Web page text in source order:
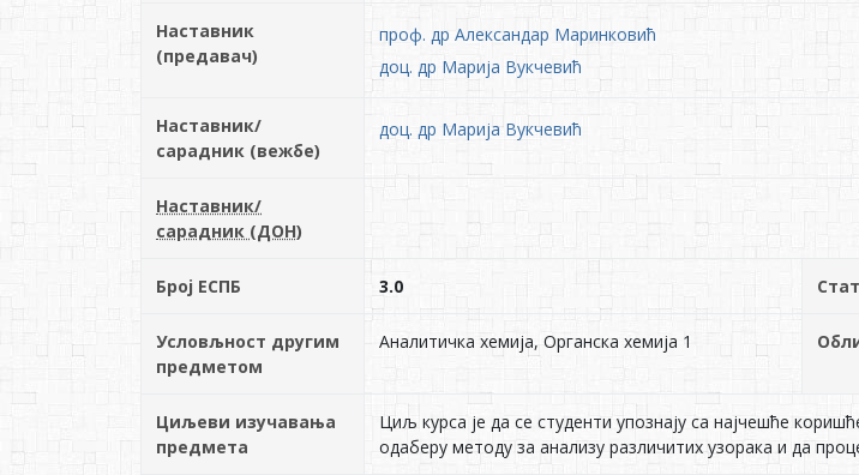
Наставник
(предавач)
проф. др Александар Маринковић
доц. др Марија Вукчевић
Наставник/
сарадник (вежбе)
доц. др Марија Вукчевић
Наставник/
сарадник (ДОН)
Број ЕСПБ 3.0
Условљност другим
предметом
Аналитичка хемија, Органска хемија 1
Циљеви изучавања
предмета
Циљ курса је да се студенти упознају са најчешће
одаберу методу за анализу различитих узорака и да